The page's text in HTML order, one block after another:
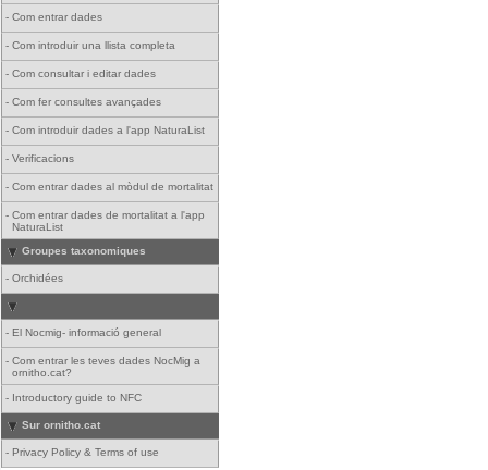
- Com entrar dades
- Com introduir una llista completa
- Com consultar i editar dades
- Com fer consultes avançades
- Com introduir dades a l'app NaturaList
- Verificacions
- Com entrar dades al mòdul de mortalitat
- Com entrar dades de mortalitat a l'app
NaturaList
Groupes taxonomiques
- Orchidées
- El Nocmig- informació general
- Com entrar les teves dades NocMig a
ornitho.cat?
- Introductory guide to NFC
Sur ornitho.cat
- Privacy Policy & Terms of use